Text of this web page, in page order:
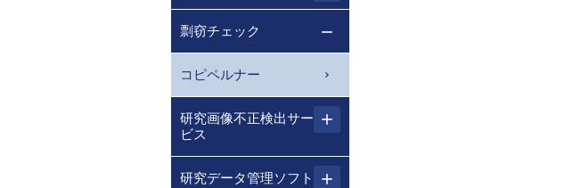
剽窃チェック
コピペルナー
研究画像不正検出サー
ビス
研究データ管理ソフト